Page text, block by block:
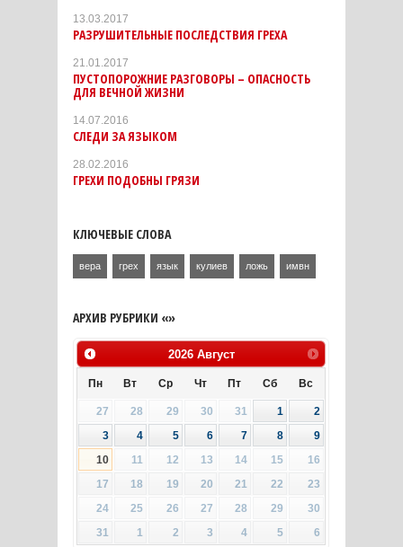
13.03.2017
РАЗРУШИТЕЛЬНЫЕ ПОСЛЕДСТВИЯ ГРЕХА
21.01.2017
ПУСТОПОРОЖНИЕ РАЗГОВОРЫ – ОПАСНОСТЬ
ДЛЯ ВЕЧНОЙ ЖИЗНИ
14.07.2016
СЛЕДИ ЗА ЯЗЫКОМ
28.02.2016
ГРЕХИ ПОДОБНЫ ГРЯЗИ
КЛЮЧЕВЫЕ СЛОВА
вера грех язык кулиев ложь имвн
АРХИВ РУБРИКИ «»
2026 Август
Пн Вт Ср Чт Пт Сб Вс
27 28 29 30 31 1
2
3
4 5 6 7 8
9
10
11 12 13 14 15
16
17
18 19 20 21 22
23
24
25 26 27 28 29
30
31
1 2 3 4 5 6